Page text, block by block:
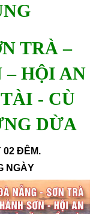
TRÀ –
– HỘI AN
- CÙ
DỪA
02 ĐÊM.
NGÀY